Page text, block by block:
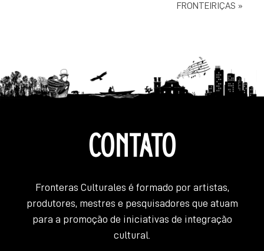
POST
FRONTEIRIÇAS
CONTATO
Fronteras Culturales é formado por artistas,
produtores, mestres e pesquisadores que atuam
para a promoção de iniciativas de integração
cultural.